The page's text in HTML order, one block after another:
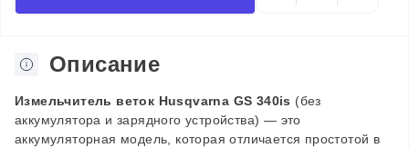
Описание
Измельчитель веток Husqvarna GS 340is (без
аккумулятора и зарядного устройства) — это
аккумуляторная модель, которая отличается простотой в